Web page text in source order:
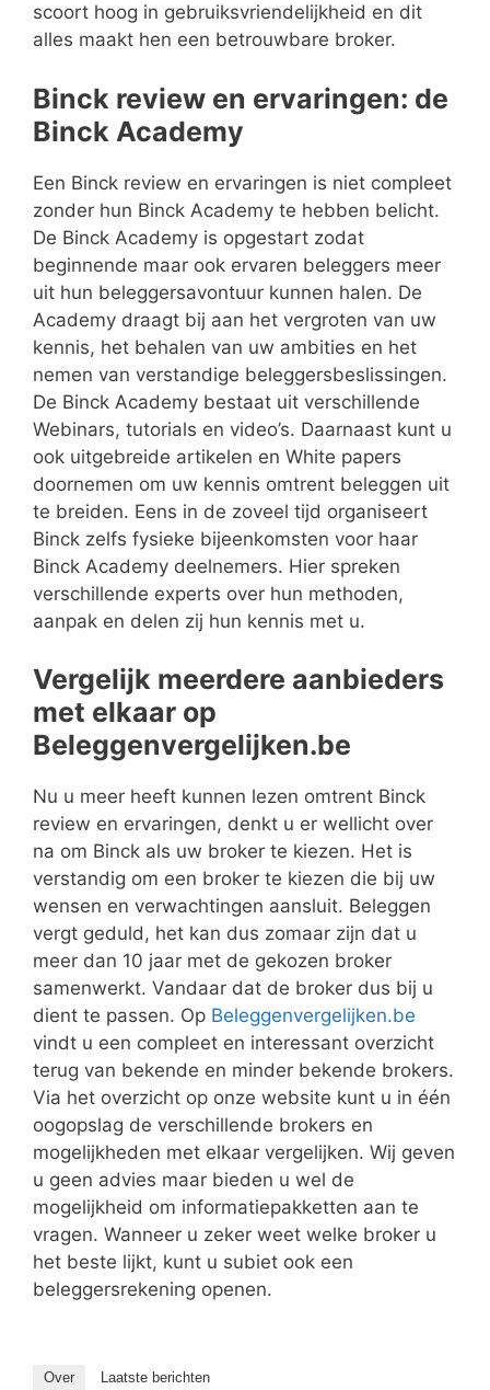
scoort hoog in gebruiksvriendelijkheid en dit
alles maakt hen een betrouwbare broker.
Binck review en ervaringen: de
Binck Academy
Een Binck review en ervaringen is niet compleet
zonder hun Binck Academy te hebben belicht.
De Binck Academy is opgestart zodat
beginnende maar ook ervaren beleggers meer
uit hun beleggersavontuur kunnen halen. De
Academy draagt bij aan het vergroten van uw
kennis, het behalen van uw ambities en het
nemen van verstandige beleggersbeslissingen.
De Binck Academy bestaat uit verschillende
Webinars, tutorials en video’s. Daarnaast kunt u
ook uitgebreide artikelen en White papers
doornemen om uw kennis omtrent beleggen uit
te breiden. Eens in de zoveel tijd organiseert
Binck zelfs fysieke bijeenkomsten voor haar
Binck Academy deelnemers. Hier spreken
verschillende experts over hun methoden,
aanpak en delen zij hun kennis met u.
Vergelijk meerdere aanbieders
met elkaar op
Beleggenvergelijken.be
Nu u meer heeft kunnen lezen omtrent Binck
review en ervaringen, denkt u er wellicht over
na om Binck als uw broker te kiezen. Het is
verstandig om een broker te kiezen die bij uw
wensen en verwachtingen aansluit. Beleggen
vergt geduld, het kan dus zomaar zijn dat u
meer dan 10 jaar met de gekozen broker
samenwerkt. Vandaar dat de broker dus bij u
dient te passen. Op Beleggenvergelijken.be
vindt u een compleet en interessant overzicht
terug van bekende en minder bekende brokers.
Via het overzicht op onze website kunt u in één
oogopslag de verschillende brokers en
mogelijkheden met elkaar vergelijken. Wij geven
u geen advies maar bieden u wel de
mogelijkheid om informatiepakketten aan te
vragen. Wanneer u zeker weet welke broker u
het beste lijkt, kunt u subiet ook een
beleggersrekening openen.
Over Laatste berichten